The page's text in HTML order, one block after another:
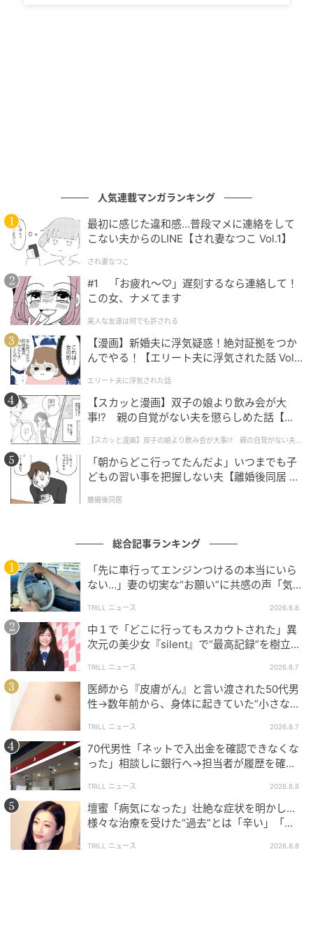
人気連載マンガランキング
最初に感じた違和感…普段マメに連絡をして
こない夫からのLINE【され妻なつこ Vol.1】
され妻なつこ
#1 「お疲れ〜♡」遅刻するなら連絡して！
この女、ナメてます
美人な友達は何でも許される
【漫画】新婚夫に浮気疑惑！絶対証拠をつか
んでやる！【エリート夫に浮気された話 Vol.
エリート夫に浮気された話
【スカッと漫画】双子の娘より飲み会が大
事!? 親の自覚がない夫を懲らしめた話【第1
【スカッと漫画】双子の娘より飲み会が大事!? 親の自覚がない夫を
懲らしめた話
「朝からどこ行ってたんだよ」いつまでも子
どもの習い事を把握しない夫【離婚後同居 Vo
離婚後同居
総合記事ランキング
「先に車行ってエンジンつけるの本当にいら
ない…」妻の切実な“お願い”に共感の声「気
TRILL ニュース 2026.8.8
中１で「どこに行ってもスカウトされた」異
次元の美少女『silent』で“最高記録”を樹立し
TRILL ニュース 2026.8.7
医師から『皮膚がん』と言い渡された50代男
性→数年前から、身体に起きていた“小さな異
TRILL ニュース 2026.8.7
70代男性「ネットで入出金を確認できなくな
った」相談しに銀行へ→担当者が履歴を確認
TRILL ニュース 2026.8.8
壇蜜「病気になった」壮絶な症状を明かし…
様々な治療を受けた“過去”とは「辛い」「苦
TRILL ニュース 2026.8.8